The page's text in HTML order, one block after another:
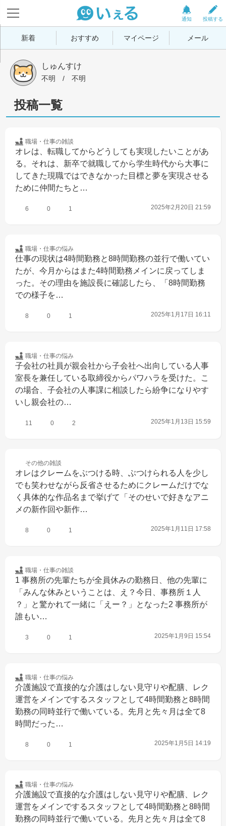
投稿する
通知
新着 おすすめ マイページ メール
しゅんすけ
不明 / 不明
投稿一覧
職場・仕事の雑談
オレは、転職してからどうしても実現したいことがあ
る。それは、新卒で就職してから学生時代から大事に
してきた現職ではできなかった目標と夢を実現させる
ために仲間たちと…
6 0 1 2025年2月20日 21:59
職場・仕事の悩み
仕事の現状は4時間勤務と8時間勤務の並行で働いてい
たが、今月からはまた4時間勤務メインに戻ってしま
った。その理由を施設長に確認したら、「8時間勤務
での様子を…
8 0 1 2025年1月17日 16:11
職場・仕事の悩み
子会社の社員が親会社から子会社へ出向している人事
室長を兼任している取締役からパワハラを受けた。こ
の場合、子会社の人事課に相談したら紛争になりやす
いし親会社の…
11 0 2 2025年1月13日 15:59
その他の雑談
オレはクレームをぶつける時、ぶつけられる人を少し
でも笑わせながら反省させるためにクレームだけでな
く具体的な作品名まで挙げて「そのせいで好きなアニ
メの新作回や新作…
8 0 1 2025年1月11日 17:58
職場・仕事の雑談
1 事務所の先輩たちが全員休みの勤務日、他の先輩に
「みんな休みということは、え？今日、事務所１人
？」と驚かれて一緒に「えー？」となった2 事務所が
誰もい…
3 0 1 2025年1月9日 15:54
職場・仕事の悩み
介護施設で直接的な介護はしない見守りや配膳、レク
運営をメインでするスタッフとして4時間勤務と8時間
勤務の同時並行で働いている。先月と先々月は全て8
時間だった…
8 0 1 2025年1月5日 14:19
職場・仕事の悩み
介護施設で直接的な介護はしない見守りや配膳、レク
運営をメインでするスタッフとして4時間勤務と8時間
勤務の同時並行で働いている。先月と先々月は全て8